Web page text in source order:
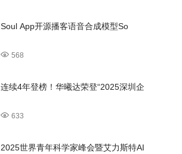
Soul App开源播客语音合成模型So
568
连续4年登榜！华曦达荣登“2025深圳企
633
2025世界青年科学家峰会暨艾力斯特AI